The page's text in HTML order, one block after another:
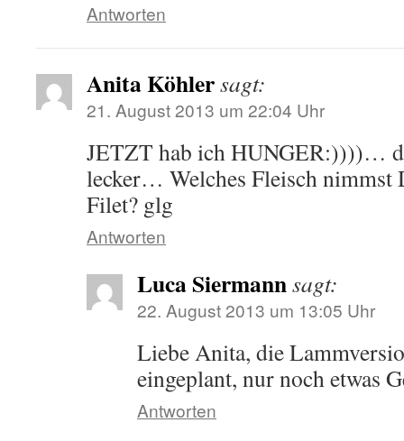
Antworten
Anita Köhlersagt:
21. August 2013 um 22:04 Uhr
JETZT hab ich HUNGER:))))…
lecker… Welches Fleisch nimmst
Filet? glg
Antworten
Luca Siermannsagt:
22. August 2013 um 13:05 Uhr
Liebe Anita, die
eingeplant, nur noch etwas
Antworten